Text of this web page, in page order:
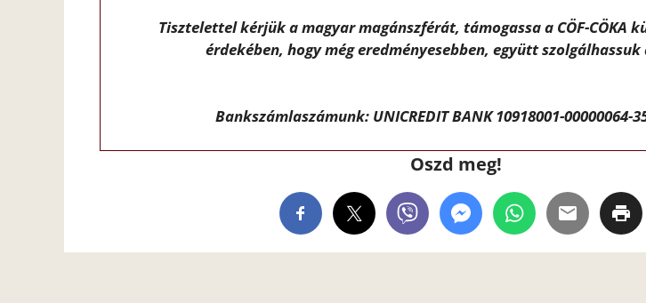
Tisztelettel kérjük a magyar magánszférát, támogassa a CÖF-CÖKA
érdekében, hogy még eredményesebben, együtt
Bankszámlaszámunk: UNICREDIT BANK 10918001-00000064-
Oszd meg!